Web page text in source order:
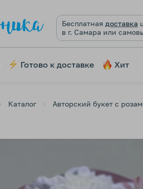
Бесплатная доставка
в г. Самара или
Готово к доставке Хит
Каталог Авторский букет с